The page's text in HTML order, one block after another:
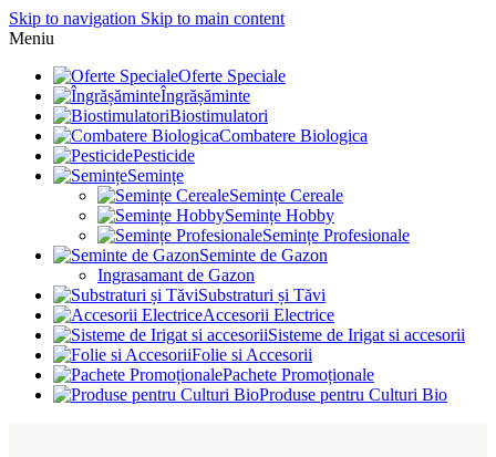
Skip to navigation Skip to main content
Meniu
Oferte Speciale
Îngrășăminte
Biostimulatori
Combatere Biologica
Pesticide
Semințe
Semințe Cereale
Semințe Hobby
Semințe Profesionale
Seminte de Gazon
Ingrasamant de Gazon
Substraturi și Tăvi
Accesorii Electrice
Sisteme de Irigat si accesorii
Folie si Accesorii
Pachete Promoționale
Produse pentru Culturi Bio